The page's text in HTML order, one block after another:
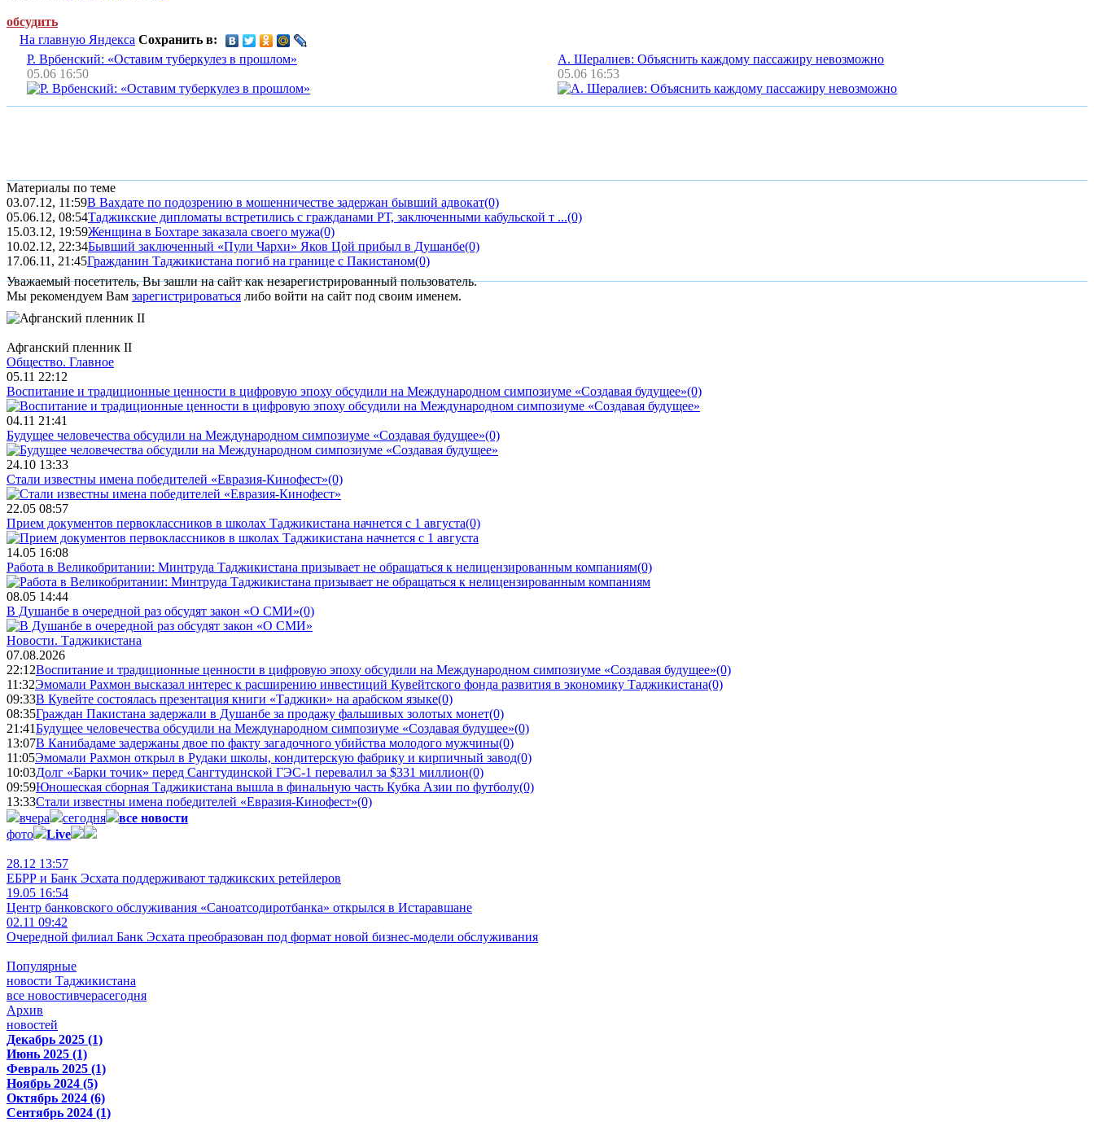
обсудить
На главную Яндекса Сохранить в:
Р. Врбенский: «Оставим туберкулез в прошлом»
05.06 16:50
А. Шералиев: Объяснить каждому пассажиру невозможно
05.06 16:53
Материалы по теме
03.07.12, 11:59В Вахдате по подозрению в мошенничестве задержан бывший адвокат(0)
05.06.12, 08:54Таджикские дипломаты встретились с гражданами РТ, заключенными кабульской т ...(0)
15.03.12, 19:59Женщина в Бохтаре заказала своего мужа(0)
10.02.12, 22:34Бывший заключенный «Пули Чархи» Яков Цой прибыл в Душанбе(0)
17.06.11, 21:45Гражданин Таджикистана погиб на границе с Пакистаном(0)
Уважаемый посетитель, Вы зашли на сайт как незарегистрированный пользователь.
Мы рекомендуем Вам зарегистрироваться либо войти на сайт под своим именем.
Афганский пленник II
Общество. Главное
05.11 22:12
Воспитание и традиционные ценности в цифровую эпоху обсудили на Международном симпозиуме «Создавая будущее»(0)
04.11 21:41
Будущее человечества обсудили на Международном симпозиуме «Создавая будущее»(0)
24.10 13:33
Стали известны имена победителей «Евразия-Кинофест»(0)
22.05 08:57
Прием документов первоклассников в школах Таджикистана начнется с 1 августа(0)
14.05 16:08
Работа в Великобритании: Минтруда Таджикистана призывает не обращаться к нелицензированным компаниям(0)
08.05 14:44
В Душанбе в очередной раз обсудят закон «О СМИ»(0)
Новости. Таджикистана
07.08.2026
22:12Воспитание и традиционные ценности в цифровую эпоху обсудили на Международном симпозиуме «Создавая будущее»(0)
11:32Эмомали Рахмон высказал интерес к расширению инвестиций Кувейтского фонда развития в экономику Таджикистана(0)
09:33В Кувейте состоялась презентация книги «Таджики» на арабском языке(0)
08:35Граждан Пакистана задержали в Душанбе за продажу фальшивых золотых монет(0)
21:41Будущее человечества обсудили на Международном симпозиуме «Создавая будущее»(0)
13:07В Канибадаме задержаны двое по факту загадочного убийства молодого мужчины(0)
11:05Эмомали Рахмон открыл в Рудаки школы, кондитерскую фабрику и кирпичный завод(0)
10:03Долг «Барки точик» перед Сангтудинской ГЭС-1 перевалил за $331 миллион(0)
09:59Юношеская сборная Таджикистана вышла в финальную часть Кубка Азии по футболу(0)
13:33Стали известны имена победителей «Евразия-Кинофест»(0)
вчера
сегодня
все новости
фото
Live
28.12 13:57
ЕБРР и Банк Эсхата поддерживают таджикских ретейлеров
19.05 16:54
Центр банковского обслуживания «Саноатсодиротбанка» открылся в Истаравшане
02.11 09:42
Очередной филиал Банк Эсхата преобразован под формат новой бизнес-модели обслуживания
Популярные
новости Таджикистана
все новостивчерасегодня
Архив
новостей
Декабрь 2025 (1)
Июнь 2025 (1)
Февраль 2025 (1)
Ноябрь 2024 (5)
Октябрь 2024 (6)
Сентябрь 2024 (1)